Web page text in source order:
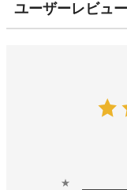
ユーザーレビュー
★